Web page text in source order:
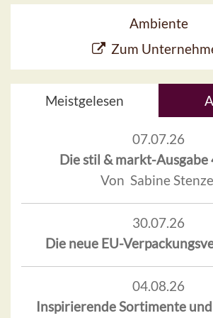
Ambiente
Zum
Meistgelesen
07.07.26
Die stil & markt-Ausgabe
Von Sabine
30.07.26
Die neue EU-
04.08.26
Inspirierende Sortimente